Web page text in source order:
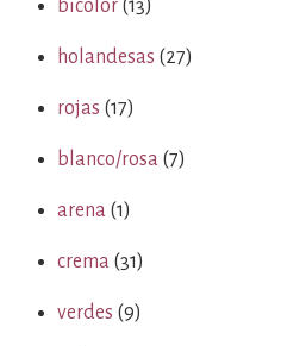
bicolor (13)
holandesas (27)
rojas (17)
blanco/rosa (7)
arena (1)
crema (31)
verdes (9)